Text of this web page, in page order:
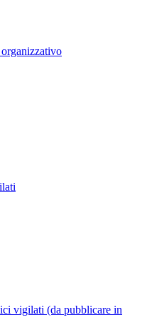
organizzativo
vigilati (da pubblicare in